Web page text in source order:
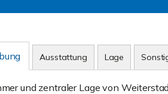
Ausstattung Lage
und zentraler Lage von